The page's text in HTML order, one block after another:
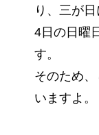
り、三が
4日の日曜
す。
そのため
いますよ。